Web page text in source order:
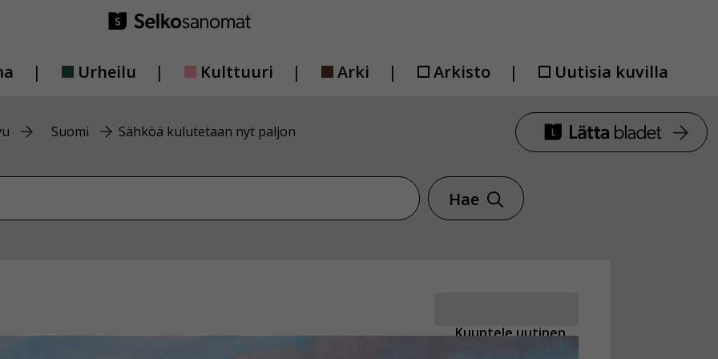
Urheilu Kulttuuri Arki Arkisto Uutisia kuvilla
Suomi Sähköä kulutetaan nyt paljon
Hae
Kuuntele uutinen